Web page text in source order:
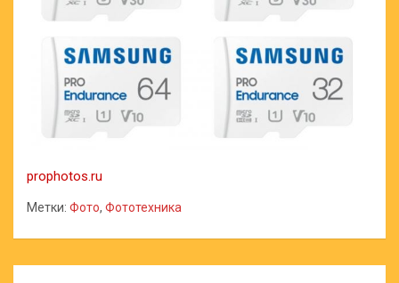
prophotos.ru
Метки: Фото, Фототехника